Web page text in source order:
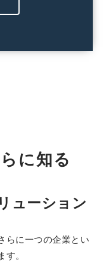
に知る
ューション
らに一つの企業とい
。